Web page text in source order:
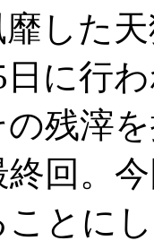
した
日に行
残滓
回。
ことに